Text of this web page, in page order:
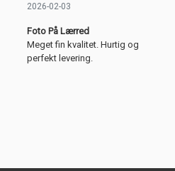
2026-02-03
Foto På Lærred
Meget fin kvalitet. Hurtig og
perfekt levering.